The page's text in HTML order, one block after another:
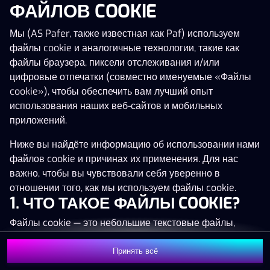
Нажми в любое место!
MEGA 1 376 498 €Присоединиться
ФАЙЛОВ COOKIE
Мы (AS Pafer, также известная как Paf) используем
файлы cookie и аналогичные технологии, такие как
файлы браузера, пиксели отслеживания и/или
цифровые отпечатки (совместно именуемые «Файлы
cookie»), чтобы обеспечить вам лучший опыт
использования наших веб-сайтов и мобильных
приложений.
Ниже вы найдёте информацию об использовании нами
файлов cookie и причинах их применения. Для нас
важно, чтобы вы чувствовали себя уверенно в
отношении того, как мы используем файлы cookie.
1. ЧТО ТАКОЕ ФАЙЛЫ COOKIE?
Файлы cookie — это небольшие текстовые файлы,
которые сохраняются на вашем устройстве (например,
на компьютере, мобильном телефоне или планшете)
при посещении наших веб-сайтов. Размещение
Принять всё